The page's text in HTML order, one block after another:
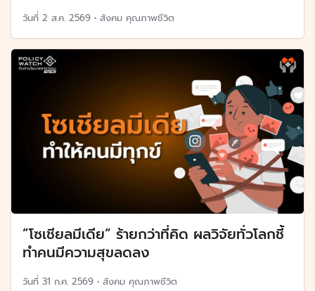
วันที่ 2 ส.ค. 2569 • สังคม คุณภาพชีวิต
”โซเชียลมีเดีย“ ร้ายกว่าที่คิด ผลวิจัยทั่วโลกชี้
ทำคนมีความสุขลดลง
วันที่ 31 ก.ค. 2569 • สังคม คุณภาพชีวิต